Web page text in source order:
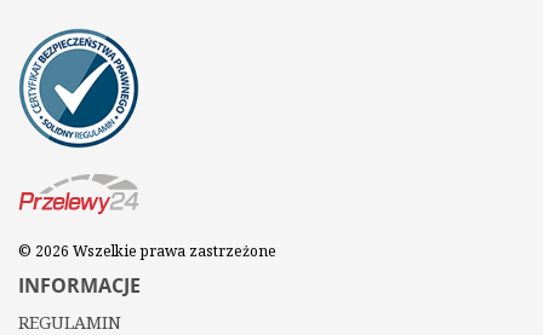
© 2026 Wszelkie prawa zastrzeżone
INFORMACJE
REGULAMIN